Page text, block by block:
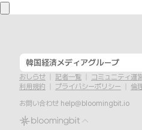
韓国経済メディアグループ
おしらせ 記者一覧
コミュニティ運
利用規約
プライバシーポリシー
倫
お問い合わせ help@bloomingbit.io